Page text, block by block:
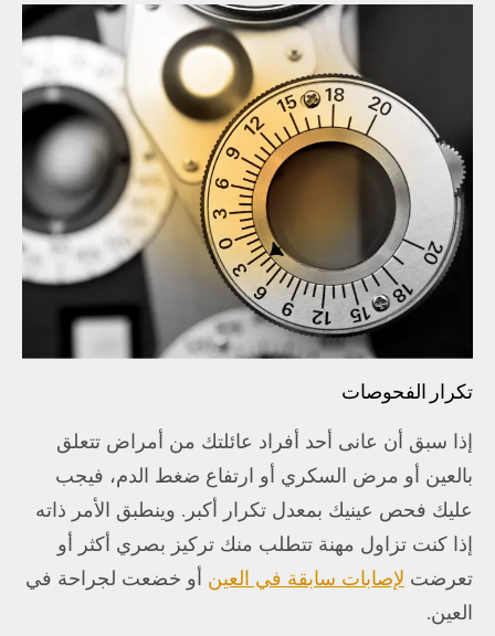
تكرار الفحوصات
إذا سبق أن عانى أحد أفراد عائلتك من أمراض تتعلق
بالعين أو مرض السكري أو ارتفاع ضغط الدم، فيجب
عليك فحص عينيك بمعدل تكرار أكبر. وينطبق الأمر ذاته
إذا كنت تزاول مهنة تتطلب منك تركيز بصري أكثر أو
تعرضت لإصابات سابقة في العين أو خضعت لجراحة في
العين.